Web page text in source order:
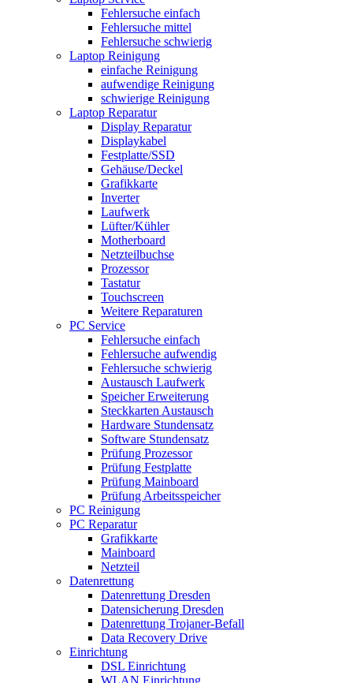
Fehlersuche einfach
Fehlersuche mittel
Fehlersuche schwierig
Laptop Reinigung
einfache Reinigung
aufwendige Reinigung
schwierige Reinigung
Laptop Reparatur
Display Reparatur
Displaykabel
Festplatte/SSD
Gehäuse/Deckel
Grafikkarte
Inverter
Laufwerk
Lüfter/Kühler
Motherboard
Netzteilbuchse
Prozessor
Tastatur
Touchscreen
Weitere Reparaturen
PC Service
Fehlersuche einfach
Fehlersuche aufwendig
Fehlersuche schwierig
Austausch Laufwerk
Speicher Erweiterung
Steckkarten Austausch
Hardware Stundensatz
Software Stundensatz
Prüfung Prozessor
Prüfung Festplatte
Prüfung Mainboard
Prüfung Arbeitsspeicher
PC Reinigung
PC Reparatur
Grafikkarte
Mainboard
Netzteil
Datenrettung
Datenrettung Dresden
Datensicherung Dresden
Datenrettung Trojaner-Befall
Data Recovery Drive
Einrichtung
DSL Einrichtung
WLAN Einrichtung